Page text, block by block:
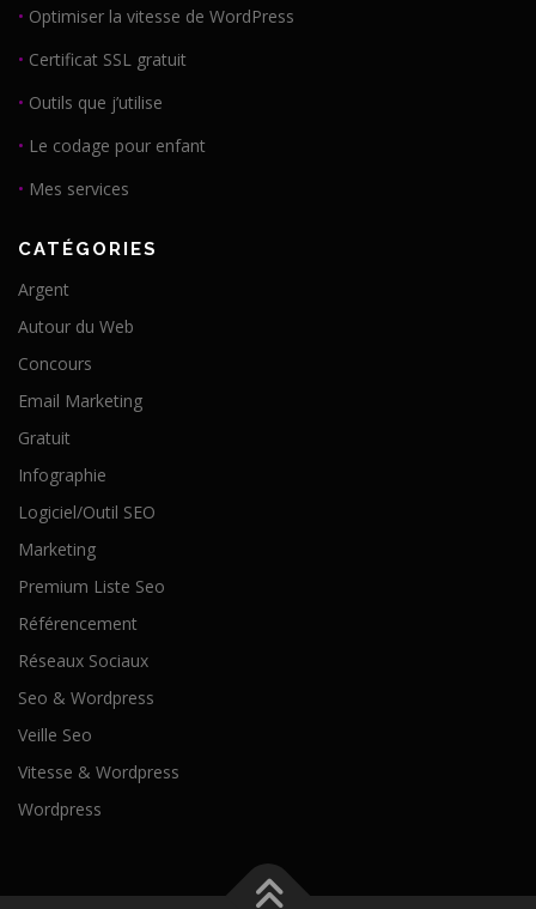
• Optimiser la vitesse de WordPress
• Certificat SSL gratuit
• Outils que j’utilise
• Le codage pour enfant
• Mes services
CATÉGORIES
Argent
Autour du Web
Concours
Email Marketing
Gratuit
Infographie
Logiciel/Outil SEO
Marketing
Premium Liste Seo
Référencement
Réseaux Sociaux
Seo & Wordpress
Veille Seo
Vitesse & Wordpress
Wordpress